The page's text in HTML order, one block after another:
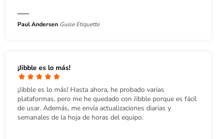
Paul Andersen Guise Etiquette
¡Jibble es lo más!
¡Jibble es lo más! Hasta ahora, he probado varias
plataformas, pero me he quedado con Jibble porque es fácil
de usar. Además, me envía actualizaciones diarias y
semanales de la hoja de horas del equipo.